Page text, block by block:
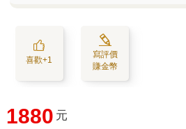
喜歡+1
寫評價
賺金幣
1880 元